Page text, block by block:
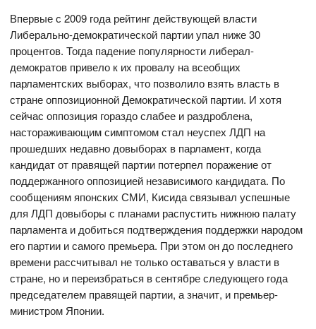
Впервые с 2009 года рейтинг действующей власти
Либерально-демократической партии упал ниже 30
процентов. Тогда падение популярности либерал-
демократов привело к их провалу на всеобщих
парламентских выборах, что позволило взять власть в
стране оппозиционной Демократической партии. И хотя
сейчас оппозиция гораздо слабее и раздроблена,
настораживающим симптомом стал неуспех ЛДП на
прошедших недавно довыборах в парламент, когда
кандидат от правящей партии потерпел поражение от
поддержанного оппозицией независимого кандидата. По
сообщениям японских СМИ, Кисида связывал успешные
для ЛДП довыборы с планами распустить нижнюю палату
парламента и добиться подтверждения поддержки народом
его партии и самого премьера. При этом он до последнего
времени рассчитывал не только оставаться у власти в
стране, но и переизбраться в сентябре следующего года
председателем правящей партии, а значит, и премьер-
министром Японии.